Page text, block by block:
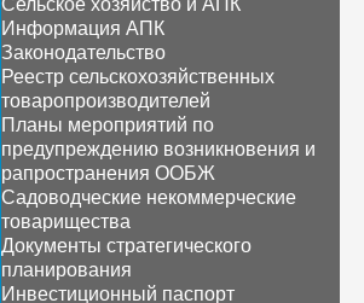
Информация АПК
Законодательство
Реестр сельскохозяйственных
товаропроизводителей
Планы мероприятий по
предупреждению возникновения и
рапространения ООБЖ
Садоводческие некоммерческие
товарищества
Документы стратегического
планирования
Инвестиционный паспорт